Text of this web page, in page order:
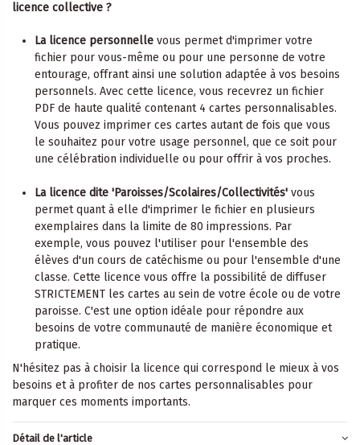
licence collective ?
La licence personnelle vous permet d'imprimer votre
fichier pour vous-même ou pour une personne de votre
entourage, offrant ainsi une solution adaptée à vos besoins
personnels. Avec cette licence, vous recevrez un fichier
PDF de haute qualité contenant 4 cartes personnalisables.
Vous pouvez imprimer ces cartes autant de fois que vous
le souhaitez pour votre usage personnel, que ce soit pour
une célébration individuelle ou pour offrir à vos proches.
La licence dite 'Paroisses/Scolaires/Collectivités' vous
permet quant à elle d'imprimer le fichier en plusieurs
exemplaires dans la limite de 80 impressions. Par
exemple, vous pouvez l'utiliser pour l'ensemble des
élèves d'un cours de catéchisme ou pour l'ensemble d'une
classe. Cette licence vous offre la possibilité de diffuser
STRICTEMENT les cartes au sein de votre école ou de votre
paroisse. C'est une option idéale pour répondre aux
besoins de votre communauté de manière économique et
pratique.
N'hésitez pas à choisir la licence qui correspond le mieux à vos
besoins et à profiter de nos cartes personnalisables pour
marquer ces moments importants.
Détail de l'article